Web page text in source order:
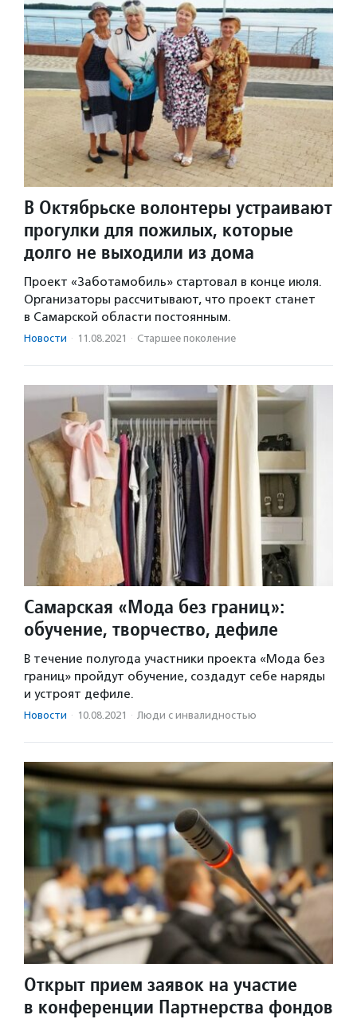
В Октябрьске волонтеры устраивают
прогулки для пожилых, которые
долго не выходили из дома
Проект «Заботамобиль» стартовал в конце июля.
Организаторы рассчитывают, что проект станет
в Самарской области постоянным.
Новости · 11.08.2021 · Старшее поколение
Самарская «Мода без границ»:
обучение, творчество, дефиле
В течение полугода участники проекта «Мода без
границ» пройдут обучение, создадут себе наряды
и устроят дефиле.
Новости · 10.08.2021 · Люди с инвалидностью
Открыт прием заявок на участие
в конференции Партнерства фондов